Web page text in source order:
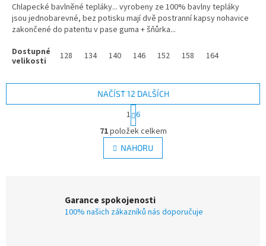
Chlapecké bavlněné tepláky... vyrobeny ze 100% bavlny tepláky
jsou jednobarevné, bez potisku mají dvě postranní kapsy nohavice
zakončené do patentu v pase guma + šňůrka...
128 134 140 146 152 158 164
O
v
l
á
í
p
NAČÍST 12 DALŠÍCH
S
t
r
á
n
k
n
í
1 6
71položek celkem
NAHORU
Garance spokojenosti
100% našich zákazníků nás doporučuje